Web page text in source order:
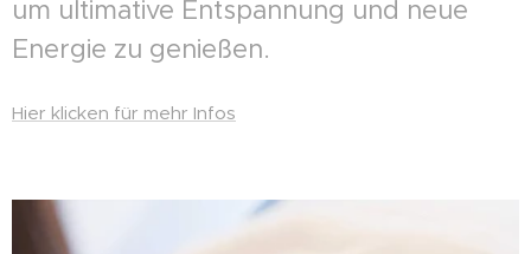
um ultimative Entspannung und neue
Energie zu genießen.
Hier klicken für mehr Infos